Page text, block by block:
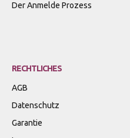
Der Anmelde Prozess
RECHTLICHES
AGB
Datenschutz
Garantie